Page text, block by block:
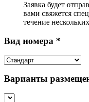
Заявка будет
вами свяжется
течение
Вид номера *
Варианты